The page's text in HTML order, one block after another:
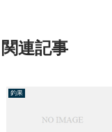
関連記事
釣果